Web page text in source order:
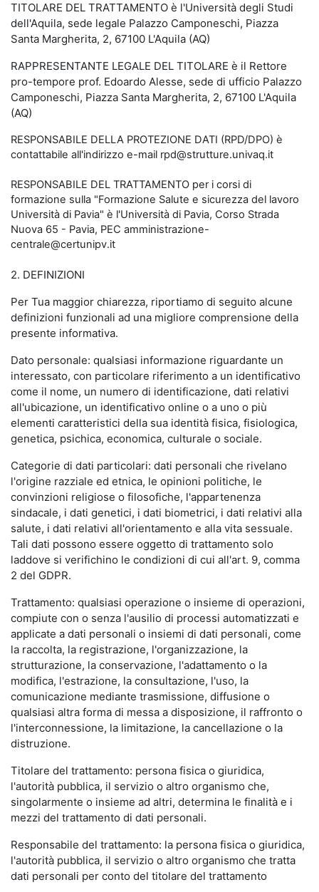
TITOLARE DEL TRATTAMENTO è l'Università degli Studi
dell'Aquila, sede legale Palazzo Camponeschi, Piazza
Santa Margherita, 2, 67100 L'Aquila (AQ)
RAPPRESENTANTE LEGALE DEL TITOLARE è il Rettore
pro-tempore prof. Edoardo Alesse, sede di ufficio Palazzo
Camponeschi, Piazza Santa Margherita, 2, 67100 L'Aquila
(AQ)
RESPONSABILE DELLA PROTEZIONE DATI (RPD/DPO) è
contattabile all'indirizzo e-mail rpd@strutture.univaq.it
RESPONSABILE DEL TRATTAMENTO per i corsi di
formazione sulla "Formazione Salute e sicurezza del lavoro
Università di Pavia" è l'Università di Pavia, Corso Strada
Nuova 65 - Pavia, PEC amministrazione-
centrale@certunipv.it
2. DEFINIZIONI
Per Tua maggior chiarezza, riportiamo di seguito alcune
definizioni funzionali ad una migliore comprensione della
presente informativa.
Dato personale: qualsiasi informazione riguardante un
interessato, con particolare riferimento a un identificativo
come il nome, un numero di identificazione, dati relativi
all'ubicazione, un identificativo online o a uno o più
elementi caratteristici della sua identità fisica, fisiologica,
genetica, psichica, economica, culturale o sociale.
Categorie di dati particolari: dati personali che rivelano
l'origine razziale ed etnica, le opinioni politiche, le
convinzioni religiose o filosofiche, l'appartenenza
sindacale, i dati genetici, i dati biometrici, i dati relativi alla
salute, i dati relativi all'orientamento e alla vita sessuale.
Tali dati possono essere oggetto di trattamento solo
laddove si verifichino le condizioni di cui all'art. 9, comma
2 del GDPR.
Trattamento: qualsiasi operazione o insieme di operazioni,
compiute con o senza l'ausilio di processi automatizzati e
applicate a dati personali o insiemi di dati personali, come
la raccolta, la registrazione, l'organizzazione, la
strutturazione, la conservazione, l'adattamento o la
modifica, l'estrazione, la consultazione, l'uso, la
comunicazione mediante trasmissione, diffusione o
qualsiasi altra forma di messa a disposizione, il raffronto o
l'interconnessione, la limitazione, la cancellazione o la
distruzione.
Titolare del trattamento: persona fisica o giuridica,
l'autorità pubblica, il servizio o altro organismo che,
singolarmente o insieme ad altri, determina le finalità e i
mezzi del trattamento di dati personali.
Responsabile del trattamento: la persona fisica o giuridica,
l'autorità pubblica, il servizio o altro organismo che tratta
dati personali per conto del titolare del trattamento